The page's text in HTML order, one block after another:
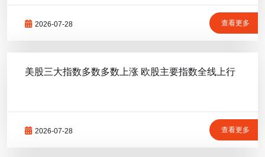
2026-07-28 查看更多
美股三大指数多数多数上涨 欧股主要指数全线上行
2026-07-28 查看更多